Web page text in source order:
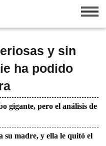
y sin
ha podido
gigante, pero el análisis de
su madre, y ella le quitó el